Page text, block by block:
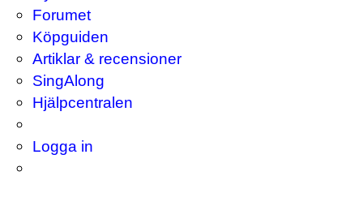
Forumet
Köpguiden
Artiklar & recensioner
SingAlong
Hjälpcentralen
Logga in